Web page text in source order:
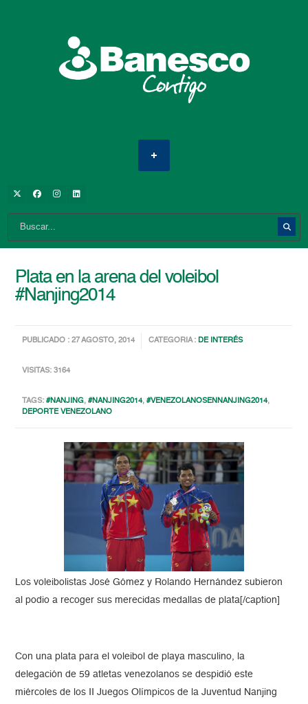
Plata en la arena del voleibol
#Nanjing2014
PUBLICADO : 27 AGOSTO, 2014 CATEGORIA :DE INTERÉS
VISITAS: 3164
TAGS:#NANJING,#NANJING2014,#VENEZOLANOSENNANJING2014,
DEPORTE VENEZOLANO
Los voleibolistas José Gómez y Rolando Hernández subieron
al podio a recoger sus merecidas medallas de plata[/caption]
Con una plata para el voleibol de playa masculino, la
delegación de 59 atletas venezolanos se despidió este
miércoles de los II Juegos Olímpicos de la Juventud Nanjing